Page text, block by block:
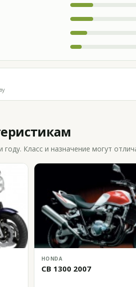
Класс и назначение могут
HONDA
CB 1300 2007